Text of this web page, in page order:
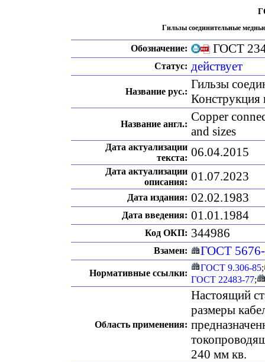
Гильзы соединительные
Обозначение: ГОСТ
Статус: действует
Название рус.:
Гильзы
Конструкция
Название англ.:
Copper
and sizes
Дата актуализации
текста: 06.04.2015
Дата актуализации
описания: 01.07.2023
Дата издания: 02.02.1983
Дата введения: 01.01.1984
Код ОКП: 344986
Взамен: ГОСТ
Нормативные ссылки:
ГОСТ 9.306-85;
ГОСТ 22483-77;
Область применения:
Настоящий
размеры
240 мм кв.